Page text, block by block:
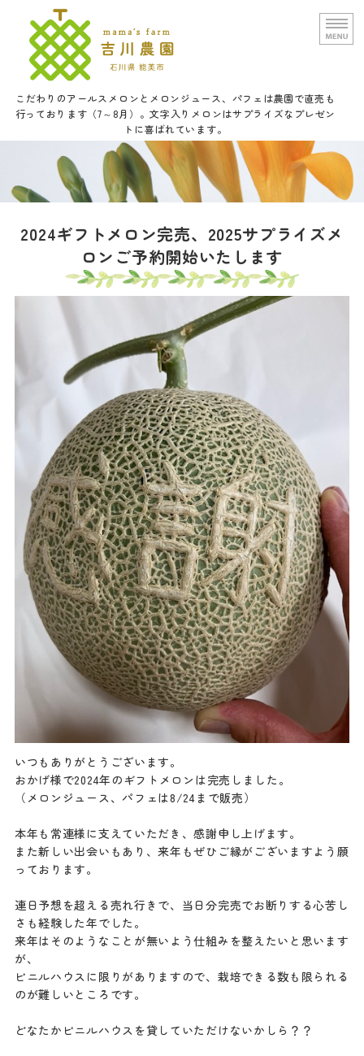
文字入りメロンと甘い野菜の
こだわりのアールスメロンとメロンジュース、パフェは農園で直売も
行っております（7～8月）。文字入りメロンはサプライズなプレゼン
トに喜ばれています。
農園概要
通信販売
口福メロンパフェについて
お問い合せ
2024ギフトメロン完売、2025サプライズメ
ロンご予約開始いたします
いつもありがとうございます。
おかげ様で2024年のギフトメロンは完売しました。
（メロンジュース、パフェは8/24まで販売）
本年も常連様に支えていただき、感謝申し上げます。
また新しい出会いもあり、来年もぜひご縁がございますよう願
っております。
連日予想を超える売れ行きで、当日分完売でお断りする心苦し
さも経験した年でした。
来年はそのようなことが無いよう仕組みを整えたいと思います
が、
ビニルハウスに限りがありますので、栽培できる数も限られる
のが難しいところです。
どなたかビニルハウスを貸していただけないかしら？？